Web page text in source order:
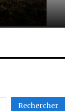
Rechercher